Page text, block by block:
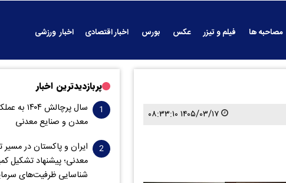
مصاحبه ها فیلم و تیزر عکس بورس اخبار اقتصادی
اخبار ورزشی
۱۴۰۵/۰۳/۱۷ ۰۸:۳۳:۱۰
پربازدیدترین اخبار
سال
معدن و صنایع معدنی
ایران و پاکستان در
معدنی؛ پیشنهاد تشکیل
شناسایی ظرفیت‌های